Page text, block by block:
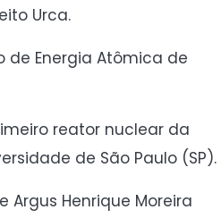
Urca.
de Energia Atômica de
reator nuclear da
de São Paulo (SP).
Argus Henrique Moreira